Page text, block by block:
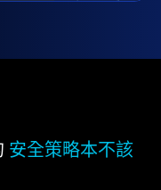
安全策略本不該